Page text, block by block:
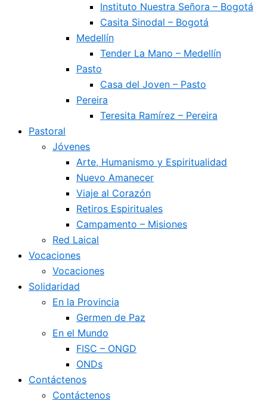
Instituto Nuestra Señora – Bogotá
Casita Sinodal – Bogotá
Medellín
Tender La Mano – Medellín
Pasto
Casa del Joven – Pasto
Pereira
Teresita Ramírez – Pereira
Pastoral
Jóvenes
Arte, Humanismo y Espiritualidad
Nuevo Amanecer
Viaje al Corazón
Retiros Espirituales
Campamento – Misiones
Red Laical
Vocaciones
Vocaciones
Solidaridad
En la Provincia
Germen de Paz
En el Mundo
FISC – ONGD
ONDs
Contáctenos
Contáctenos